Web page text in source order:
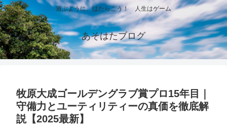
遊ぶように、はたらこう！ 人生はゲーム
あそはたブログ
牧原大成ゴールデングラブ賞プロ15年目｜
守備力とユーティリティーの真価を徹底解
説【2025最新】